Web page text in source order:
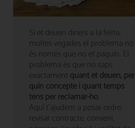
Si et deuen diners a la feina,
moltes vegades el problema no
és només que no et paguin. El
problema és que no saps
exactament quant et deuen, per
quin concepte i quant temps
tens per reclamar-ho.
Aquí t’ajudem a posar ordre:
revisar contracte, conveni,